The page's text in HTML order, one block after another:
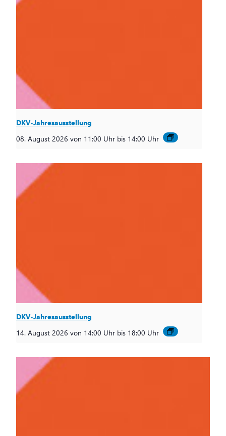
DKV-Jahresausstellung
08. August 2026 von 11:00 Uhr bis 14:00 Uhr
DKV-Jahresausstellung
14. August 2026 von 14:00 Uhr bis 18:00 Uhr